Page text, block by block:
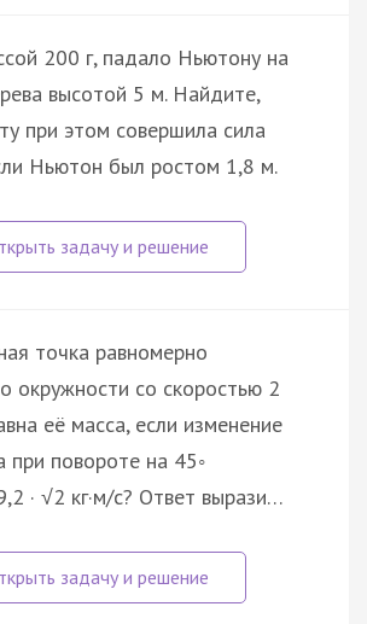
200 г, падало Ньютону на
высотой 5 м. Найдите,
при этом совершила сила
Ньютон был ростом 1,8 м.
точка равномерно
окружности со скоростью 2
её масса, если изменение
при повороте на 45◦
· √2 кг·м/с? Ответ вырази…